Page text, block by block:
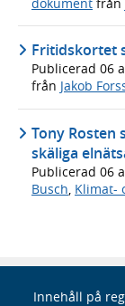
Fritidskortet
Publicerad 06
från Jakob
Tony Rosten
skäliga
Publicerad 06
Busch, Klimat-
Innehåll på